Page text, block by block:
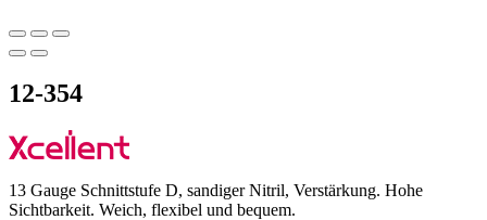
12-354
13 Gauge Schnittstufe D, sandiger Nitril, Verstärkung. Hohe
Sichtbarkeit. Weich, flexibel und bequem.